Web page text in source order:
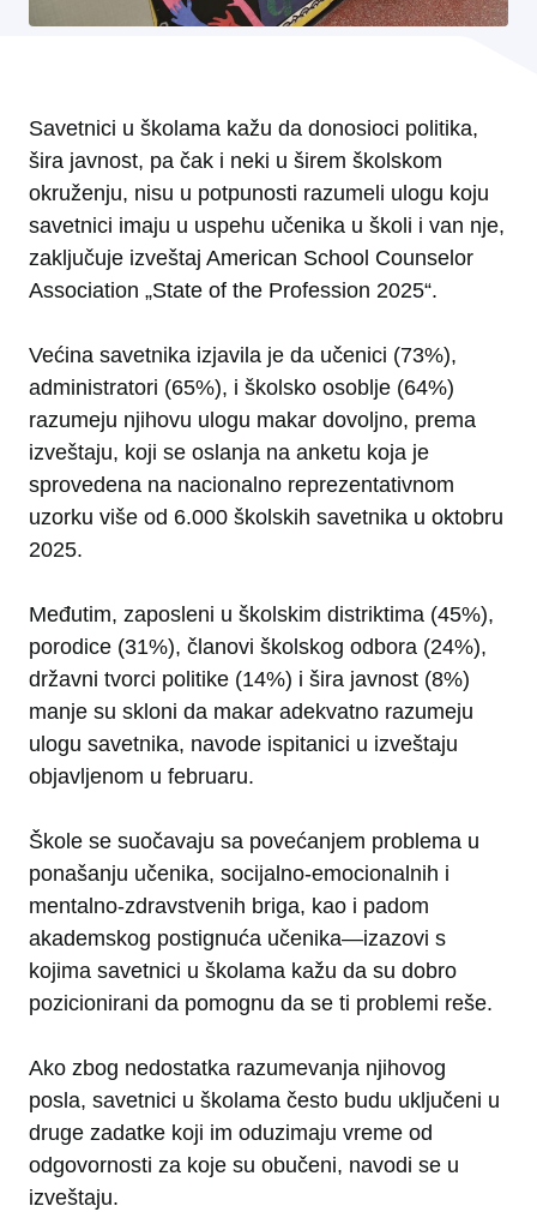
Savetnici u školama kažu da donosioci politika,
šira javnost, pa čak i neki u širem školskom
okruženju, nisu u potpunosti razumeli ulogu koju
savetnici imaju u uspehu učenika u školi i van nje,
zaključuje izveštaj American School Counselor
Association „State of the Profession 2025“.
Većina savetnika izjavila je da učenici (73%),
administratori (65%), i školsko osoblje (64%)
razumeju njihovu ulogu makar dovoljno, prema
izveštaju, koji se oslanja na anketu koja je
sprovedena na nacionalno reprezentativnom
uzorku više od 6.000 školskih savetnika u oktobru
2025.
Međutim, zaposleni u školskim distriktima (45%),
porodice (31%), članovi školskog odbora (24%),
državni tvorci politike (14%) i šira javnost (8%)
manje su skloni da makar adekvatno razumeju
ulogu savetnika, navode ispitanici u izveštaju
objavljenom u februaru.
Škole se suočavaju sa povećanjem problema u
ponašanju učenika, socijalno-emocionalnih i
mentalno-zdravstvenih briga, kao i padom
akademskog postignuća učenika—izazovi s
kojima savetnici u školama kažu da su dobro
pozicionirani da pomognu da se ti problemi reše.
Ako zbog nedostatka razumevanja njihovog
posla, savetnici u školama često budu uključeni u
druge zadatke koji im oduzimaju vreme od
odgovornosti za koje su obučeni, navodi se u
izveštaju.